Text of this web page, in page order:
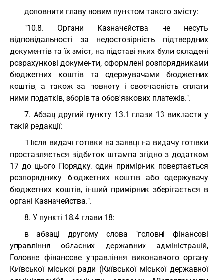
доповнити главу новим пунктом такого змісту:
"10.8. Органи Казначейства не несуть
відповідальності за недостовірність підтвердних
документів та їх зміст, на підставі яких були складені
розрахункові документи, оформлені розпорядниками
бюджетних коштів та одержувачами бюджетних
коштів, а також за повноту і своєчасність сплати
ними податків, зборів та обов'язкових платежів.".
7. Абзац другий пункту 13.1 глави 13 викласти у
такій редакції:
"Після видачі готівки на заявці на видачу готівки
проставляється відбиток штампа згідно з додатком
17 до цього Порядку, один примірник повертається
розпоряднику бюджетних коштів або одержувачу
бюджетних коштів, інший примірник зберігається в
органі Казначейства.".
8. У пункті 18.4 глави 18:
в абзаці другому слова "головні фінансові
управління обласних державних адміністрацій,
Головне фінансове управління виконавчого органу
Київської міської ради (Київської міської державної